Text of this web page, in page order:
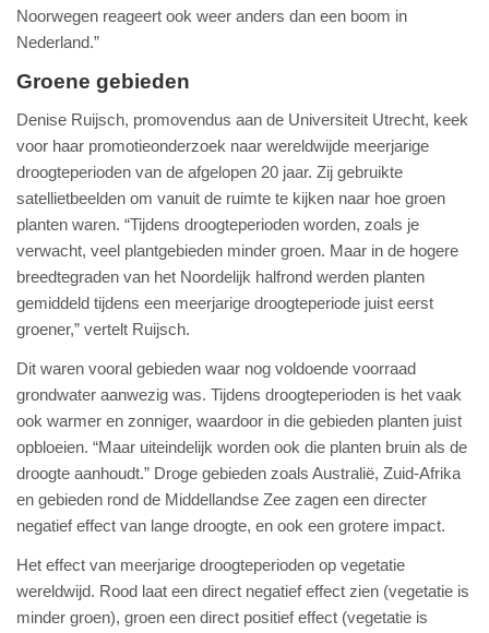
Noorwegen reageert ook weer anders dan een boom in
Nederland.”
Groene gebieden
Denise Ruijsch, promovendus aan de Universiteit Utrecht, keek
voor haar promotieonderzoek naar wereldwijde meerjarige
droogteperioden van de afgelopen 20 jaar. Zij gebruikte
satellietbeelden om vanuit de ruimte te kijken naar hoe groen
planten waren. “Tijdens droogteperioden worden, zoals je
verwacht, veel plantgebieden minder groen. Maar in de hogere
breedtegraden van het Noordelijk halfrond werden planten
gemiddeld tijdens een meerjarige droogteperiode juist eerst
groener,” vertelt Ruijsch.
Dit waren vooral gebieden waar nog voldoende voorraad
grondwater aanwezig was. Tijdens droogteperioden is het vaak
ook warmer en zonniger, waardoor in die gebieden planten juist
opbloeien. “Maar uiteindelijk worden ook die planten bruin als de
droogte aanhoudt.” Droge gebieden zoals Australië, Zuid-Afrika
en gebieden rond de Middellandse Zee zagen een directer
negatief effect van lange droogte, en ook een grotere impact.
Het effect van meerjarige droogteperioden op vegetatie
wereldwijd. Rood laat een direct negatief effect zien (vegetatie is
minder groen), groen een direct positief effect (vegetatie is